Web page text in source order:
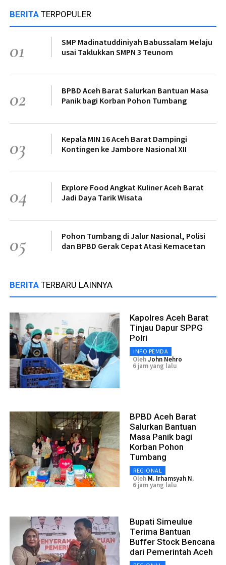
BERITA TERPOPULER
01
SMP Madinatuddiniyah Babussalam Melaju
usai Taklukkan SMPN 3 Teunom
02
BPBD Aceh Barat Salurkan Bantuan Masa
Panik bagi Korban Pohon Tumbang
03
Kepala MIN 16 Aceh Barat Dampingi
Kontingen ke Jambore Nasional XII
04
Explore Food Angkat Kuliner Aceh Barat
Jadi Daya Tarik Wisata
05
Pohon Tumbang di Jalur Nasional, Polisi
dan BPBD Gerak Cepat Atasi Kemacetan
BERITA TERBARU LAINNYA
Kapolres Aceh Barat
Tinjau Dapur SPPG
Polri
INFO PEMDA
OlehJohn Nehro
6 jam yang lalu
BPBD Aceh Barat
Salurkan Bantuan
Masa Panik bagi
Korban Pohon
Tumbang
REGIONAL
Oleh M. Irhamsyah N.
6 jam yang lalu
Bupati Simeulue
Terima Bantuan
Buffer Stock Bencana
dari Pemerintah Aceh